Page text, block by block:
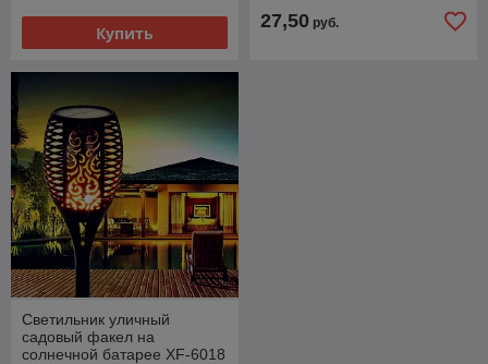
Купить
27,50 руб.
Светильник уличный
садовый факел на
солнечной батарее XF-6018